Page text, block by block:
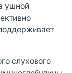
ушной
слухового